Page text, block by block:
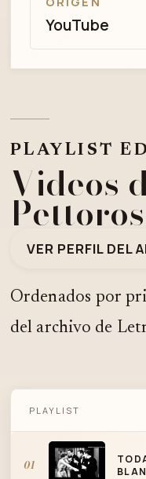
YouTube
PLAYLIST
Videos
VER PERFIL DEL
Ordenados por
del archivo de
-
PLAYLIST
01